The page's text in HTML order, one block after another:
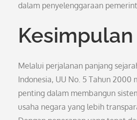
dalam penyelenggaraan
Kesimpulan
Melalui perjalanan panjang
Indonesia, UU No. 5 Tahun 2000
penting dalam membangun
usaha negara yang lebih